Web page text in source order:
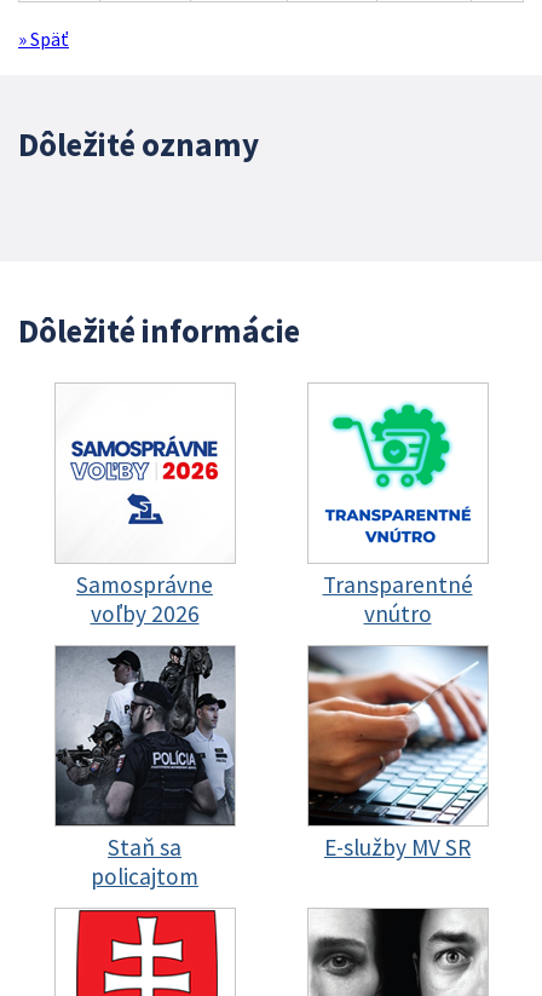
» Späť
Dôležité oznamy
Dôležité informácie
Samosprávne
voľby 2026
Transparentné
vnútro
Staň sa
policajtom
E-služby MV SR